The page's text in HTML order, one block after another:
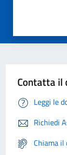
Contatta il
Leggi le
Richiedi
Chiama